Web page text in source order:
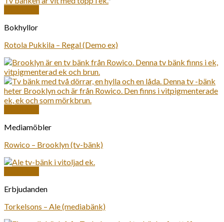
Bokhyllor
Rotola Pukkila – Regal (Demo ex)
Mediamöbler
Rowico – Brooklyn (tv-bänk)
Erbjudanden
Torkelsons – Ale (mediabänk)